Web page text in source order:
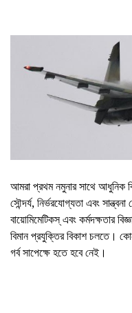
আমরা প্রথম নমুনার সাথে আধুনিক
সৌন্দর্য, নির্ভরযোগ্যতা এবং
বায়োমিমেটিকস্ এবং কর্মদক্ষতার
বিমান প্রযুক্তির বিকাশ চলতে।
গর্ব সাপেক্ষে হতে হবে নেই।